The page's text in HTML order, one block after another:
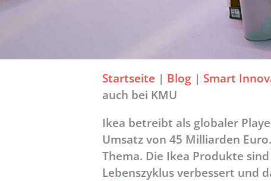
Startseite | Blog | Smart
auch bei KMU
Ikea betreibt als globaler
Umsatz von 45 Milliarden
Thema. Die Ikea Produkte
Lebenszyklus verbessert und